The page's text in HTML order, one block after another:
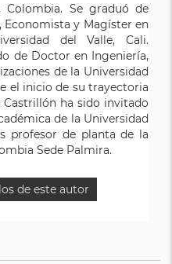
Colombia. Se graduó de
y Magíster en
del Valle, Cali.
de Doctor en Ingeniería,
de la Universidad
el inicio de su trayectoria
Castrillón ha sido invitado
de la Universidad
profesor de planta de la
Sede Palmira.
de este autor